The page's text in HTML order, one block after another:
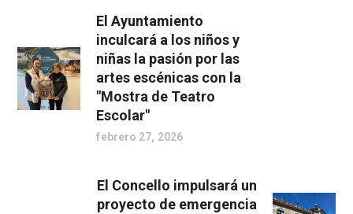
El Ayuntamiento
inculcará a los niños y
niñas la pasión por las
artes escénicas con la
"Mostra de Teatro
Escolar"
febrero 27, 2026
El Concello impulsará un
proyecto de emergencia